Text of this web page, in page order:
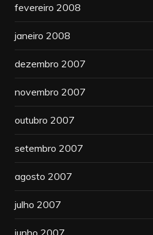
fevereiro 2008
janeiro 2008
dezembro 2007
novembro 2007
outubro 2007
setembro 2007
agosto 2007
julho 2007
junho 2007